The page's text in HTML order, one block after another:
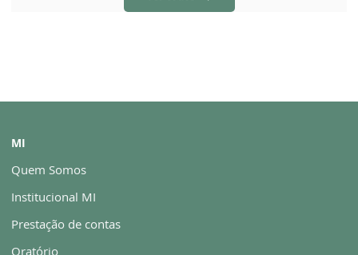
MI
Quem Somos
Institucional MI
Prestação de contas
Oratório